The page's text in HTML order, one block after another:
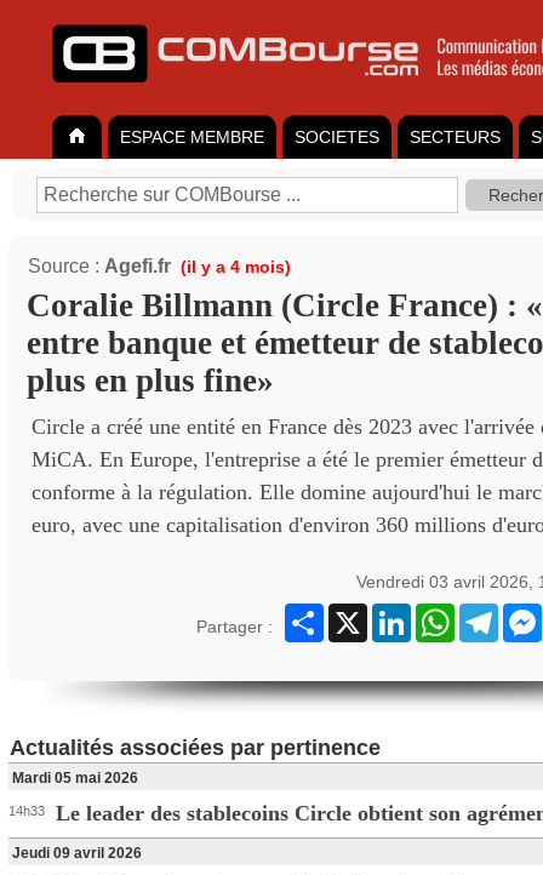
ESPACE MEMBRE SOCIETES SECTEURS
Source : Agefi.fr (il y a 4 mois)
Coralie Billmann (Circle France) :
entre banque et émetteur de
plus en plus fine»
Circle a créé une entité en France dès 2023 avec l'arrivée
MiCA. En Europe, l'entreprise a été le premier émetteur
conforme à la régulation. Elle domine aujourd'hui le
euro, avec une capitalisation d'environ 360 millions
Vendredi 03 avril 2026,
Partager :
Partager
X LinkedInWhatsApp
Actualités associées par pertinence
Mardi 05 mai 2026
14h33 Le leader des stablecoins Circle obtient son
Jeudi 09 avril 2026